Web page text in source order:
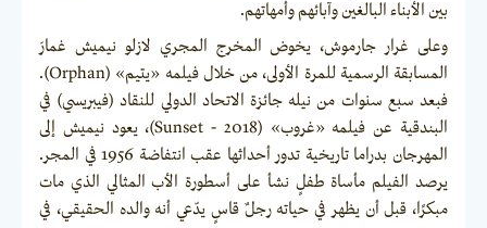
بين الأبناء البالغين وآبائهم وأمهاتهم.
وعلى غرار جارموش، يخوض المخرج المجري لازلو نيميش غمارَ
المسابقة الرسمية للمرة الأولى، من خلال فيلمه «يتيم» (Orphan).
فبعد سبع سنوات من نيله جائزة الاتحاد الدولي للنقاد (فيبريسي) في
البندقية عن فيلمه «غروب» (2018 - Sunset)، يعود نيميش إلى
المهرجان بدراما تاريخية تدور أحداثها عقب انتفاضة 1956 في المجر.
يرصد الفيلم مأساة طفلٍ نشأ على أسطورة الأب المثالي الذي مات
مبكرًا، قبل أن يظهر في حياته رجلٌ قاسٍ يدّعي أنه والده الحقيقي، في